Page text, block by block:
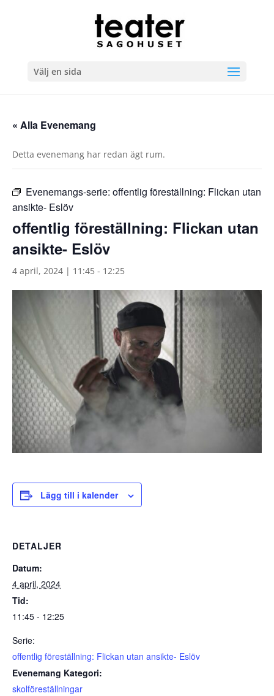
Välj en sida
« Alla Evenemang
Detta evenemang har redan ägt rum.
Evenemangs-serie: offentlig föreställning: Flickan utan
ansikte- Eslöv
offentlig föreställning: Flickan utan
ansikte- Eslöv
4 april, 2024 | 11:45 - 12:25
Lägg till i kalender
DETALJER
Datum:
4 april, 2024
Tid:
11:45 - 12:25
Serie:
offentlig föreställning: Flickan utan ansikte- Eslöv
Evenemang Kategori:
skolföreställningar